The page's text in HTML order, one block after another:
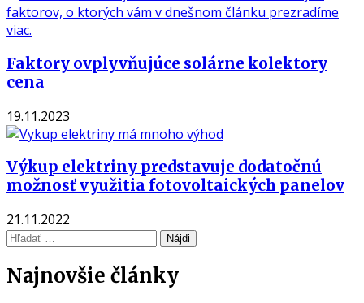
Faktory ovplyvňujúce solárne kolektory
cena
19.11.2023
Výkup elektriny predstavuje dodatočnú
možnosť využitia fotovoltaických panelov
21.11.2022
Hľadať:
Najnovšie články